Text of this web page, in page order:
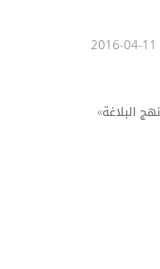
البلاغة»